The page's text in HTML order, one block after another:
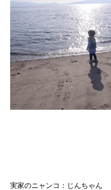
実家のニャンコ：じんちゃん